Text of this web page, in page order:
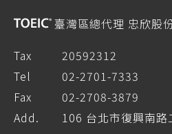
臺灣區總代理 忠欣股
Tax
20592312
Tel
02-2701-7333
Fax
02-2708-3879
Add.
106 台北市復興南